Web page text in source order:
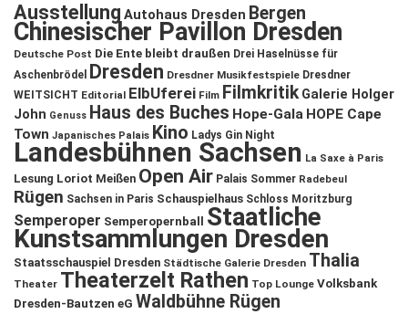
Ausstellung Autohaus Dresden Bergen
Chinesischer Pavillon Dresden
Deutsche Post Die Ente bleibt draußen Drei Haselnüsse für
Aschenbrödel
Dresden Dresdner Musikfestspiele Dresdner
WEITSICHT Editorial ElbUferei Film Filmkritik Galerie Holger
John Genuss Haus des Buches Hope-Gala HOPE Cape
Town Japanisches Palais Kino Ladys Gin Night
Landesbühnen Sachsen La Saxe à Paris
Lesung Loriot Meißen Open Air Palais Sommer Radebeul
Rügen Sachsen in Paris Schauspielhaus Schloss Moritzburg
Semperoper Semperopernball Staatliche
Kunstsammlungen Dresden
Staatsschauspiel Dresden Städtische Galerie Dresden Thalia
Theater Theaterzelt Rathen Top Lounge Volksbank
Dresden-Bautzen eG Waldbühne Rügen